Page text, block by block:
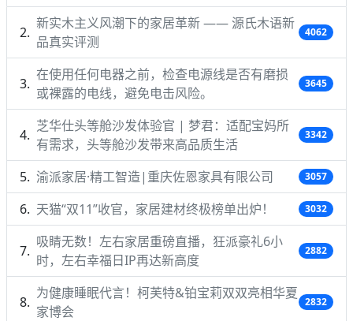
新实木主义风潮下的家居革新 —— 源氏木语新
品真实评测
4062
在使用任何电器之前，检查电源线是否有磨损
或裸露的电线，避免电击风险。
3645
芝华仕头等舱沙发体验官 | 梦君：适配宝妈所
有需求，头等舱沙发带来高品质生活
3342
渝派家居·精工智造|重庆佐恩家具有限公司 3057
天猫“双11”收官，家居建材终极榜单出炉！ 3032
吸睛无数！左右家居重磅直播，狂派豪礼6小
时，左右幸福日IP再达新高度
2882
为健康睡眠代言！柯芙特&铂宝莉双双亮相华夏
家博会
2832